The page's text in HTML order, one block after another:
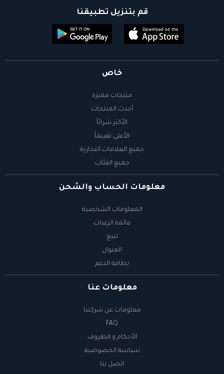
قم بتنزيل تطبيقنا
خاص
منتجات مميزة
أحدث المنتجات
الأكثر شرائاً
الأعلى تقييماً
جميع العلامات التجارية
جميع الفئات
معلومات الحساب والشحن
المعلومات الشخصية
قائمة الرغبات
تتبع
العنوان
بطاقة الدعم
معلومات عنا
معلومات عن شركتنا
FAQ
الأحكام و الظروف
سياسة الخصوصية
اتصل بنا